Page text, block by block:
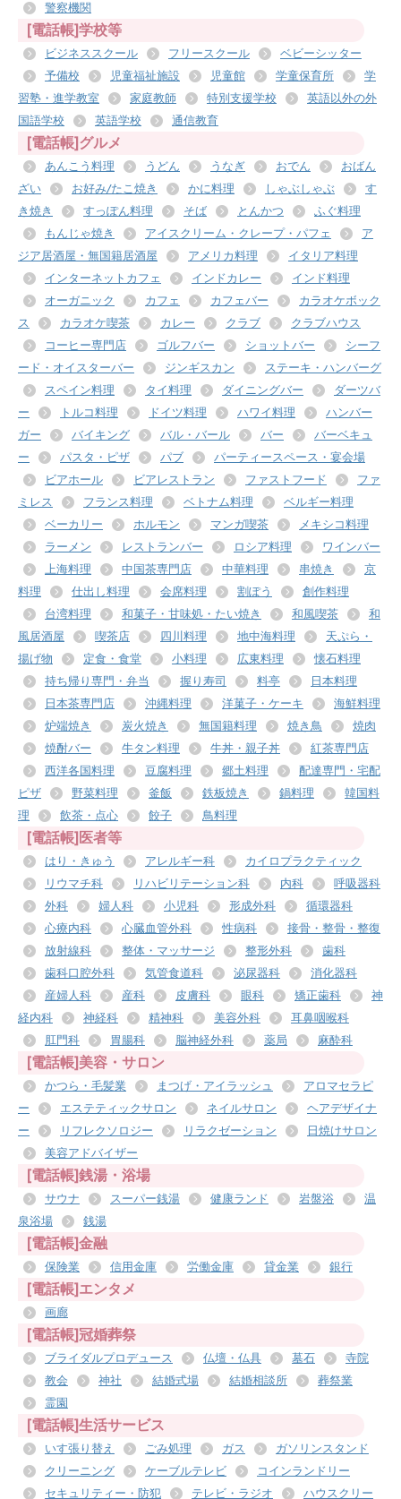
警察機関
[電話帳]学校等
ビジネススクール フリースクール
ベビーシッター
予備校
児童福祉施設 児童館 学童保育所
学
習塾・進学教室
家庭教師 特別支援学校
英語以外の外
国語学校
英語学校 通信教育
[電話帳]グルメ
あんこう料理 うどん うなぎ おでん
おばん
ざい
お好み/たこ焼き かに料理 しゃぶしゃぶ
す
き焼き
すっぽん料理 そば とんかつ
ふぐ料理
もんじゃ焼き
アイスクリーム・クレープ・パフェ
ア
ジア居酒屋・無国籍居酒屋
アメリカ料理
イタリア料理
インターネットカフェ
インドカレー
インド料理
オーガニック
カフェ カフェバー
カラオケボック
ス
カラオケ喫茶 カレー クラブ
クラブハウス
コーヒー専門店
ゴルフバー ショットバー
シーフ
ード・オイスターバー
ジンギスカン
ステーキ・ハンバーグ
スペイン料理
タイ料理 ダイニングバー
ダーツバ
ー
トルコ料理 ドイツ料理 ハワイ料理
ハンバー
ガー
バイキング バル・バール バー
バーベキュ
ー
パスタ・ピザ パブ
パーティースペース・宴会場
ビアホール
ビアレストラン ファストフード
ファ
ミレス
フランス料理 ベトナム料理
ベルギー料理
ベーカリー
ホルモン マンガ喫茶
メキシコ料理
ラーメン
レストランバー ロシア料理
ワインバー
上海料理
中国茶専門店 中華料理 串焼き
京
料理
仕出し料理 会席料理 割ぽう
創作料理
台湾料理
和菓子・甘味処・たい焼き 和風喫茶
和
風居酒屋
喫茶店 四川料理 地中海料理
天ぷら・
揚げ物
定食・食堂 小料理 広東料理
懐石料理
持ち帰り専門・弁当
握り寿司 料亭
日本料理
日本茶専門店
沖縄料理 洋菓子・ケーキ
海鮮料理
炉端焼き
炭火焼き 無国籍料理 焼き鳥
焼肉
焼酎バー
牛タン料理 牛丼・親子丼
紅茶専門店
西洋各国料理
豆腐料理 郷土料理
配達専門・宅配
ピザ
野菜料理 釜飯 鉄板焼き 鍋料理
韓国料
理
飲茶・点心 餃子 鳥料理
[電話帳]医者等
はり・きゅう アレルギー科
カイロプラクティック
リウマチ科
リハビリテーション科 内科
呼吸器科
外科
婦人科 小児科 形成外科
循環器科
心療内科
心臓血管外科 性病科
接骨・整骨・整復
放射線科
整体・マッサージ 整形外科
歯科
歯科口腔外科
気管食道科 泌尿器科
消化器科
産婦人科
産科 皮膚科 眼科 矯正歯科
神
経内科
神経科 精神科 美容外科
耳鼻咽喉科
肛門科
胃腸科 脳神経外科 薬局 麻酔科
[電話帳]美容・サロン
かつら・毛髪業 まつげ・アイラッシュ
アロマセラピ
ー
エステティックサロン ネイルサロン
ヘアデザイナ
ー
リフレクソロジー リラクゼーション
日焼けサロン
美容アドバイザー
[電話帳]銭湯・浴場
サウナ スーパー銭湯 健康ランド 岩盤浴
温
泉浴場
銭湯
[電話帳]金融
保険業 信用金庫 労働金庫 貸金業 銀行
[電話帳]エンタメ
画廊
[電話帳]冠婚葬祭
ブライダルプロデュース 仏壇・仏具 墓石
寺院
教会
神社 結婚式場 結婚相談所
葬祭業
霊園
[電話帳]生活サービス
いす張り替え ごみ処理 ガス
ガソリンスタンド
クリーニング
ケーブルテレビ
コインランドリー
セキュリティー・防犯
テレビ・ラジオ
ハウスクリー